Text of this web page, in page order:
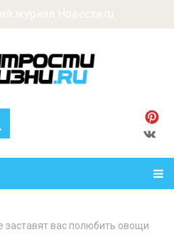
заставят вас полюбить овощи